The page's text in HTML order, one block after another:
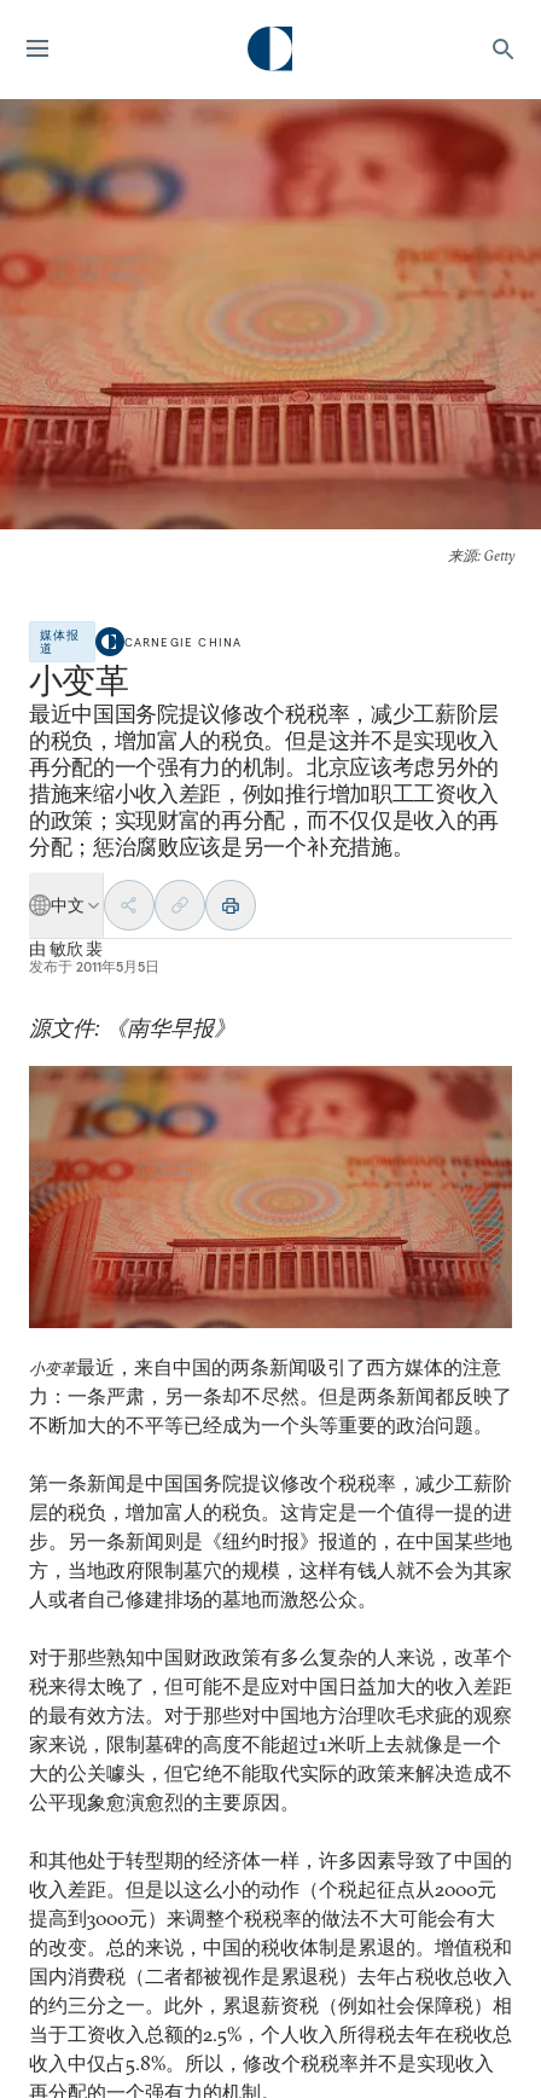
来源: Getty
媒体报
道
CARNEGIE CHINA
小变革
最近中国国务院提议修改个税税率，减少工薪阶层
的税负，增加富人的税负。但是这并不是实现收入
再分配的一个强有力的机制。北京应该考虑另外的
措施来缩小收入差距，例如推行增加职工工资收入
的政策；实现财富的再分配，而不仅仅是收入的再
分配；惩治腐败应该是另一个补充措施。
中文
由 敏欣 裴
发布于 2011年5月5日
源文件: 《南华早报》
小变革最近，来自中国的两条新闻吸引了西方媒体的注意
力：一条严肃，另一条却不尽然。但是两条新闻都反映了
不断加大的不平等已经成为一个头等重要的政治问题。
第一条新闻是中国国务院提议修改个税税率，减少工薪阶
层的税负，增加富人的税负。这肯定是一个值得一提的进
步。另一条新闻则是《纽约时报》报道的，在中国某些地
方，当地政府限制墓穴的规模，这样有钱人就不会为其家
人或者自己修建排场的墓地而激怒公众。
对于那些熟知中国财政政策有多么复杂的人来说，改革个
税来得太晚了，但可能不是应对中国日益加大的收入差距
的最有效方法。对于那些对中国地方治理吹毛求疵的观察
家来说，限制墓碑的高度不能超过1米听上去就像是一个
大的公关噱头，但它绝不能取代实际的政策来解决造成不
公平现象愈演愈烈的主要原因。
和其他处于转型期的经济体一样，许多因素导致了中国的
收入差距。但是以这么小的动作（个税起征点从2000元
提高到3000元）来调整个税税率的做法不大可能会有大
的改变。总的来说，中国的税收体制是累退的。增值税和
国内消费税（二者都被视作是累退税）去年占税收总收入
的约三分之一。此外，累退薪资税（例如社会保障税）相
当于工资收入总额的2.5%，个人收入所得税去年在税收总
收入中仅占5.8%。所以，修改个税税率并不是实现收入
再分配的一个强有力的机制。